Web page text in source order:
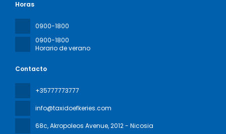
Contacto
+35777773777
info@taxidoefkeries.com
68c, Akropoleos Avenue, 2012 - Nicosia
Horas
0900-1800
0900-1800
Horario de verano